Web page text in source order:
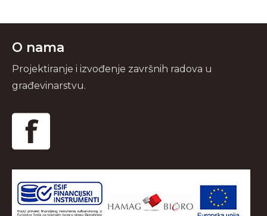
O nama
Projektiranje i izvođenje završnih radova u
građevinarstvu.